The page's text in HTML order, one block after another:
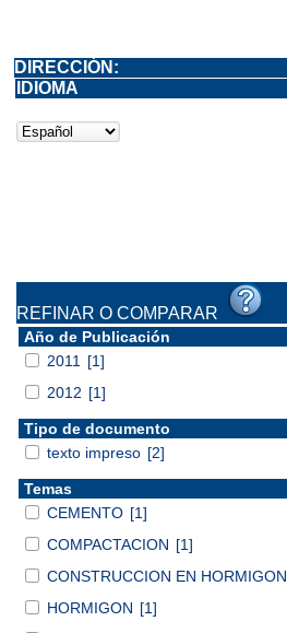
DIRECCIÓN:
IDIOMA
REFINAR O COMPARAR
Año de Publicación
2011
[1]
2012 [1]
Tipo de documento
texto impreso [2]
Temas
CEMENTO [1]
COMPACTACION [1]
CONSTRUCCION EN HORMIGON
HORMIGON [1]